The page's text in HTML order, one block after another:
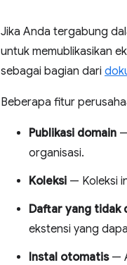
Jika Anda tergabung
untuk memublikasikan
sebagai bagian dari
Beberapa fitur
Publikasi domain
organisasi.
Koleksi — Koleksi
Daftar yang tidak
ekstensi yang
Instal otomatis—